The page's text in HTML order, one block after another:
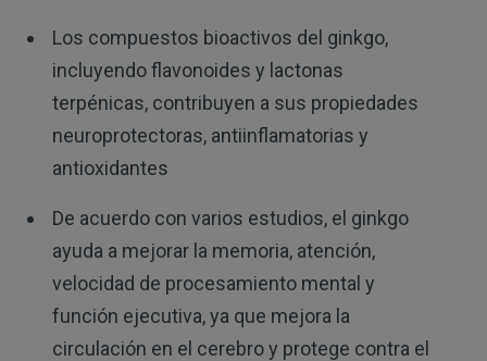
Los compuestos bioactivos del ginkgo,
incluyendo flavonoides y lactonas
terpénicas, contribuyen a sus propiedades
neuroprotectoras, antiinflamatorias y
antioxidantes
De acuerdo con varios estudios, el ginkgo
ayuda a mejorar la memoria, atención,
velocidad de procesamiento mental y
función ejecutiva, ya que mejora la
circulación en el cerebro y protege contra el